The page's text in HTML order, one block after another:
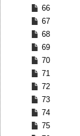
66
67
68
69
70
71
72
73
74
75